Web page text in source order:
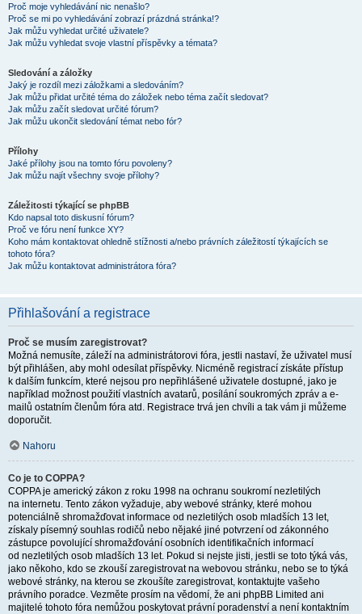
Proč moje vyhledávání nic nenašlo?
Proč se mi po vyhledávání zobrazí prázdná stránka!?
Jak můžu vyhledat určité uživatele?
Jak můžu vyhledat svoje vlastní příspěvky a témata?
Sledování a záložky
Jaký je rozdíl mezi záložkami a sledováním?
Jak můžu přidat určité téma do záložek nebo téma začít sledovat?
Jak můžu začít sledovat určité fórum?
Jak můžu ukončit sledování témat nebo fór?
Přílohy
Jaké přílohy jsou na tomto fóru povoleny?
Jak můžu najít všechny svoje přílohy?
Záležitosti týkající se phpBB
Kdo napsal toto diskusní fórum?
Proč ve fóru není funkce XY?
Koho mám kontaktovat ohledně stížnosti a/nebo právních záležitostí týkajících se
tohoto fóra?
Jak můžu kontaktovat administrátora fóra?
Přihlašování a registrace
Proč se musím zaregistrovat?
Možná nemusíte, záleží na administrátorovi fóra, jestli nastaví, že uživatel musí
být přihlášen, aby mohl odesílat příspěvky. Nicméně registrací získáte přístup
k dalším funkcím, které nejsou pro nepřihlášené uživatele dostupné, jako je
například možnost použití vlastních avatarů, posílání soukromých zpráv a e-
mailů ostatním členům fóra atd. Registrace trvá jen chvíli a tak vám ji můžeme
doporučit.
Nahoru
Co je to COPPA?
COPPA je americký zákon z roku 1998 na ochranu soukromí nezletilých
na internetu. Tento zákon vyžaduje, aby webové stránky, které mohou
potenciálně shromažďovat informace od nezletilých osob mladších 13 let,
získaly písemný souhlas rodičů nebo nějaké jiné potvrzení od zákonného
zástupce povolující shromažďování osobních identifikačních informací
od nezletilých osob mladších 13 let. Pokud si nejste jisti, jestli se toto týká vás,
jako někoho, kdo se zkouší zaregistrovat na webovou stránku, nebo se to týká
webové stránky, na kterou se zkoušíte zaregistrovat, kontaktujte vašeho
právního poradce. Vezměte prosím na vědomí, že ani phpBB Limited ani
majitelé tohoto fóra nemůžou poskytovat právní poradenství a není kontaktním